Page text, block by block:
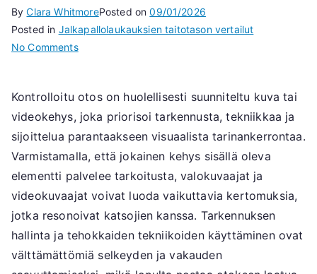
ByClara WhitmorePosted on09/01/2026
Posted in Jalkapallolaukauksien taitotason vertailut
No Commentson
Keskitys,
tekniikka,
sijoittelu
Kontrolloitu otos on huolellisesti suunniteltu kuva tai
videokehys, joka priorisoi tarkennusta, tekniikkaa ja
sijoittelua parantaakseen visuaalista tarinankerrontaa.
Varmistamalla, että jokainen kehys sisällä oleva
elementti palvelee tarkoitusta, valokuvaajat ja
videokuvaajat voivat luoda vaikuttavia kertomuksia,
jotka resonoivat katsojien kanssa. Tarkennuksen
hallinta ja tehokkaiden tekniikoiden käyttäminen ovat
välttämättömiä selkeyden ja vakauden